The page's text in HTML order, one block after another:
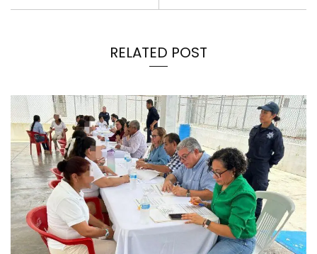
RELATED POST